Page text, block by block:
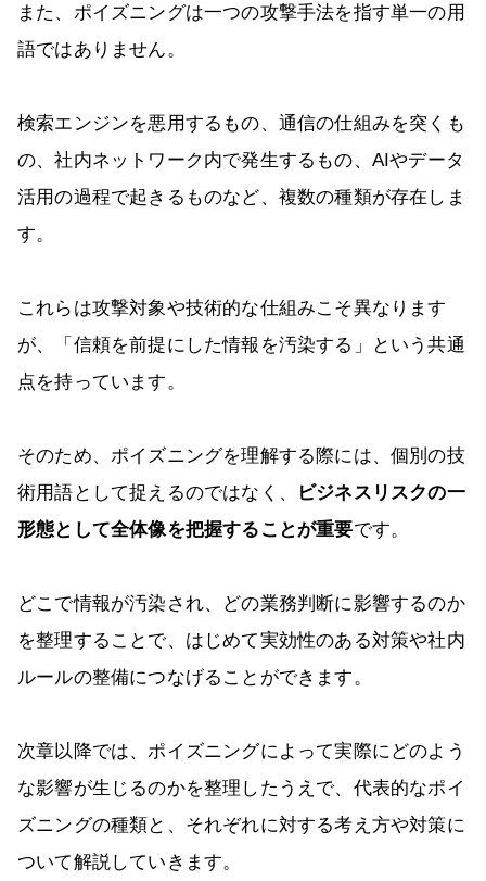
また、ポイズニングは一つの攻撃手法を指す単一の用
語ではありません。
検索エンジンを悪用するもの、通信の仕組みを突くも
の、社内ネットワーク内で発生するもの、AIやデータ
活用の過程で起きるものなど、複数の種類が存在しま
す。
これらは攻撃対象や技術的な仕組みこそ異なります
が、「信頼を前提にした情報を汚染する」という共通
点を持っています。
そのため、ポイズニングを理解する際には、個別の技
術用語として捉えるのではなく、
ビジネスリスクの一
形態として全体像を把握することが重要です。
どこで情報が汚染され、どの業務判断に影響するのか
を整理することで、はじめて実効性のある対策や社内
ルールの整備につなげることができます。
次章以降では、ポイズニングによって実際にどのよう
な影響が生じるのかを整理したうえで、代表的なポイ
ズニングの種類と、それぞれに対する考え方や対策に
ついて解説していきます。